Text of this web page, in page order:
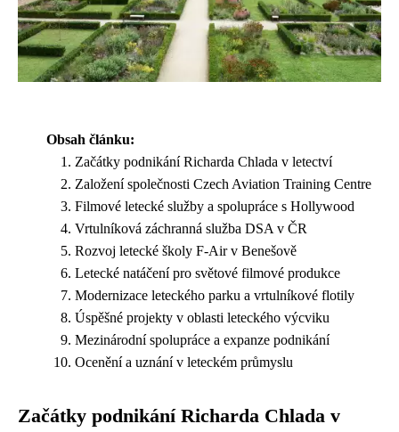
Obsah článku:
Začátky podnikání Richarda Chlada v letectví
Založení společnosti Czech Aviation Training Centre
Filmové letecké služby a spolupráce s Hollywood
Vrtulníková záchranná služba DSA v ČR
Rozvoj letecké školy F-Air v Benešově
Letecké natáčení pro světové filmové produkce
Modernizace leteckého parku a vrtulníkové flotily
Úspěšné projekty v oblasti leteckého výcviku
Mezinárodní spolupráce a expanze podnikání
Ocenění a uznání v leteckém průmyslu
Začátky podnikání Richarda Chlada v